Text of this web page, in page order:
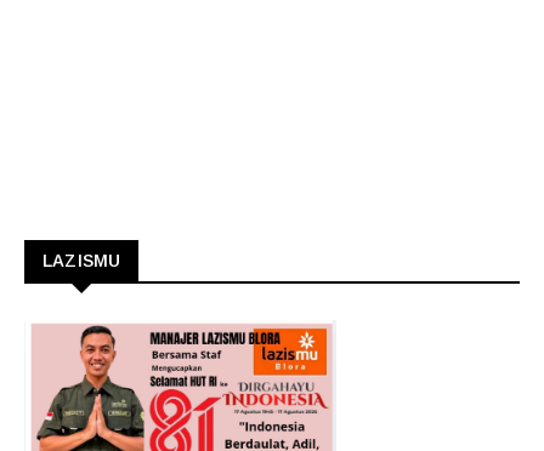
LAZISMU